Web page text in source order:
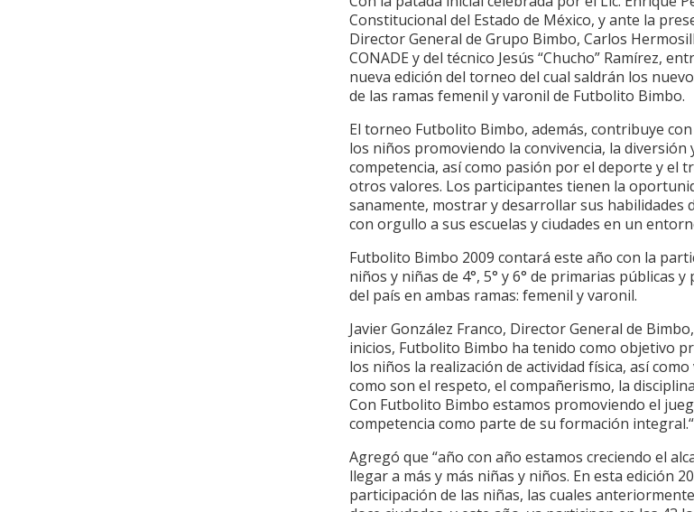
Constitucional del Estado de México, y ante la
Director General de Grupo Bimbo, Carlos
CONADE y del técnico Jesús “Chucho” Ramírez,
nueva edición del torneo del cual saldrán los
de las ramas femenil y varonil de Futbolito Bimbo.
El torneo Futbolito Bimbo, además, contribuye
los niños promoviendo la convivencia, la diversión
competencia, así como pasión por el deporte y el
otros valores. Los participantes tienen la
sanamente, mostrar y desarrollar sus habilidades
con orgullo a sus escuelas y ciudades en un
Futbolito Bimbo 2009 contará este año con la
niños y niñas de 4°, 5° y 6° de primarias públicas y
del país en ambas ramas: femenil y varonil.
Javier González Franco, Director General de
inicios, Futbolito Bimbo ha tenido como objetivo
los niños la realización de actividad física, así
como son el respeto, el compañerismo, la
Con Futbolito Bimbo estamos promoviendo el
competencia como parte de su formación integral.“
Agregó que “año con año estamos creciendo el
llegar a más y más niñas y niños. En esta edición
participación de las niñas, las cuales